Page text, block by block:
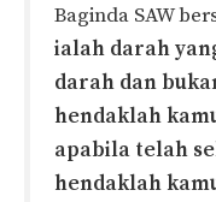
Baginda SAW
ialah darah
darah dan
hendaklah
apabila telah
hendaklah